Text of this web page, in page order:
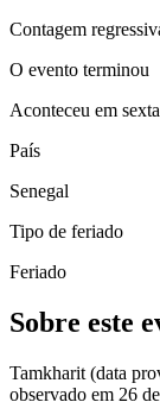
Contagem
O evento terminou
Aconteceu em
País
Senegal
Tipo de feriado
Feriado
Sobre este
Tamkharit (data
observado em 26